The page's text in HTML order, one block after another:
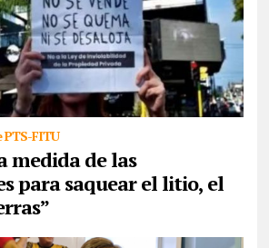
PTS-FITU
medida de las
para saquear el litio, el
agenda de ajuste, unir en un encuentro de
las comunidades originarias, los trabajadores
por e ...